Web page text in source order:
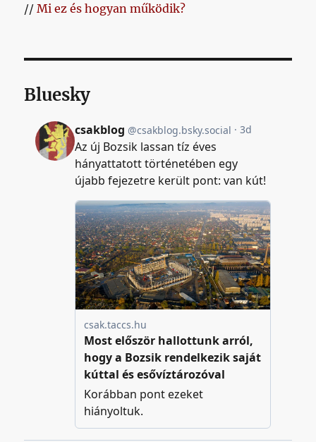
//Mi ez és hogyan működik?
Bluesky